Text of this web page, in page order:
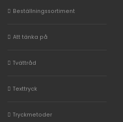
Beställningssortiment
Att tänka på
Tvättråd
Texttryck
Tryckmetoder